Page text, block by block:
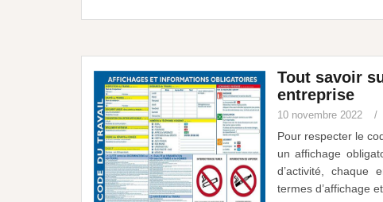
Tout savoir
entreprise
10 novembre 2022
Pour respecter le
un affichage
d’activité, chaque
termes d’affichage